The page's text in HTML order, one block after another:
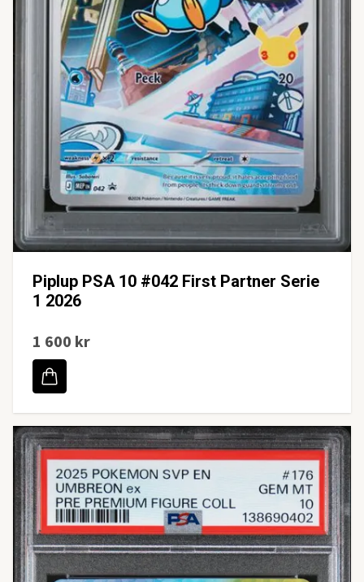
Piplup PSA 10 #042 First Partner Serie
1 2026
1 600 kr